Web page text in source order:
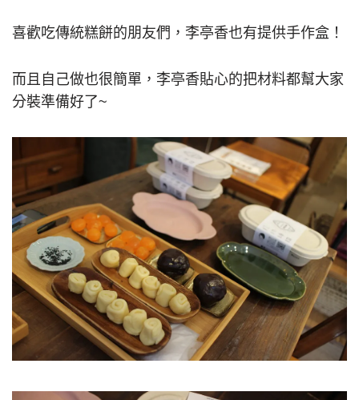
喜歡吃傳統糕餅的朋友們，李亭香也有提供手作盒！
而且自己做也很簡單，李亭香貼心的把材料都幫大家
分裝準備好了~